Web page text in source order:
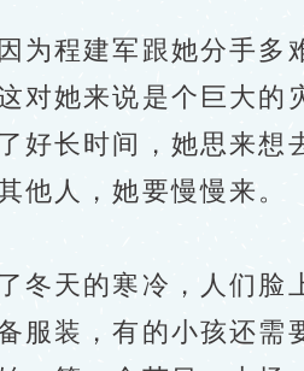
程建军跟她分手多
对她来说是个巨大的
长时间，她思来想
他人，她要慢慢来。
天的寒冷，人们脸
服装，有的小孩还需